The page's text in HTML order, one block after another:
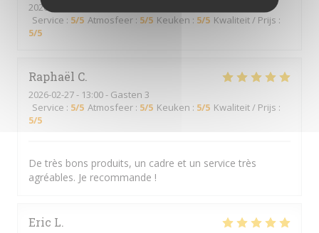
2026-02-28
Service : 5/5 Atmosfeer : 5/5 Keuken : 5/5 Kwaliteit / Prijs :
5/5
Raphaël C
2026-02-27- 13:00 - Gasten 3
Service : 5/5 Atmosfeer : 5/5 Keuken : 5/5 Kwaliteit / Prijs :
5/5
De très bons produits, un cadre et un service très
agréables. Je recommande !
Eric L